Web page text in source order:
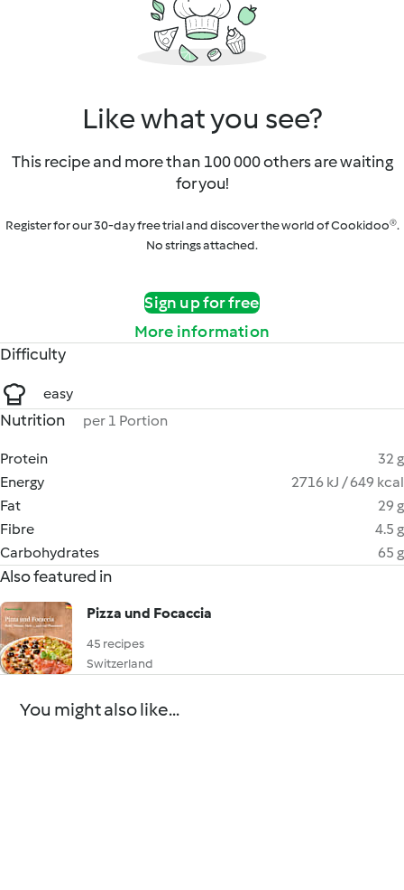
Like what you see?
This recipe and more than 100 000 others are waiting
for you!
Register for our 30-day free trial and discover the world of Cookidoo®.
No strings attached.
Sign up for free
More information
Difficulty
easy
Nutrition per 1 Portion
Protein
32 g
Energy
2716 kJ / 649 kcal
Fat
29 g
Fibre
4.5 g
Carbohydrates
65 g
Also featured in
Pizza und Focaccia
45 recipes
Switzerland
You might also like...